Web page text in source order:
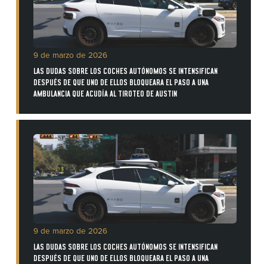
9 de marzo de 2026
LAS DUDAS SOBRE LOS COCHES AUTÓNOMOS SE INTENSIFICAN
DESPUÉS DE QUE UNO DE ELLOS BLOQUEARA EL PASO A UNA
AMBULANCIA QUE ACUDÍA AL TIROTEO DE AUSTIN
9 de marzo de 2026
LAS DUDAS SOBRE LOS COCHES AUTÓNOMOS SE INTENSIFICAN
DESPUÉS DE QUE UNO DE ELLOS BLOQUEARA EL PASO A UNA